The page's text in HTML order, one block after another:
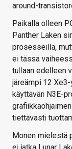
around-
Paikalla olleen
Panther Laken
prosesseilla,
ei tässä
tullaan edelleen
järeämpi 12
käyttävän N3E-
tiettävästi
Monen mielestä